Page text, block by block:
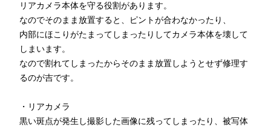
リアカメラ本体を守る役割があります。
なのでそのまま放置すると、ピントが合わなかったり、
内部にほこりがたまってしまったりしてカメラ本体を壊して
しまいます。
なので割れてしまったからそのまま放置しようとせず修理す
るのが吉です。
・リアカメラ
黒い斑点が発生し撮影した画像に残ってしまったり、被写体